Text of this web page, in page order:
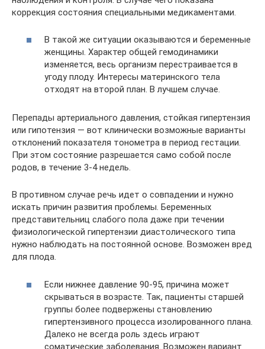
коррекция состояния специальными медикаментами.
В такой же ситуации оказываются и беременные
женщины. Характер общей гемодинамики
изменяется, весь организм перестраивается в
угоду плоду. Интересы материнского тела
отходят на второй план. В лучшем случае.
Перепады артериального давления, стойкая гипертензия
или гипотензия — вот клинически возможные варианты
отклонений показателя тонометра в период гестации.
При этом состояние разрешается само собой после
родов, в течение 3-4 недель.
В противном случае речь идет о совпадении и нужно
искать причин развития проблемы. Беременных
представительниц слабого пола даже при течении
физиологической гипертензии диастолического типа
нужно наблюдать на постоянной основе. Возможен вред
для плода.
Если нижнее давление 90-95, причина может
скрываться в возрасте. Так, пациенты старшей
группы более подвержены становлению
гипертензивного процесса изолированного плана.
Далеко не всегда роль здесь играют
соматические заболевания. Возможен вариант